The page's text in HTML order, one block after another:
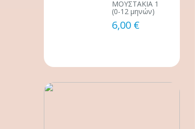
ΜΟΥΣΤΑΚΙΑ 1
(0-12 μηνών)
6,00 €